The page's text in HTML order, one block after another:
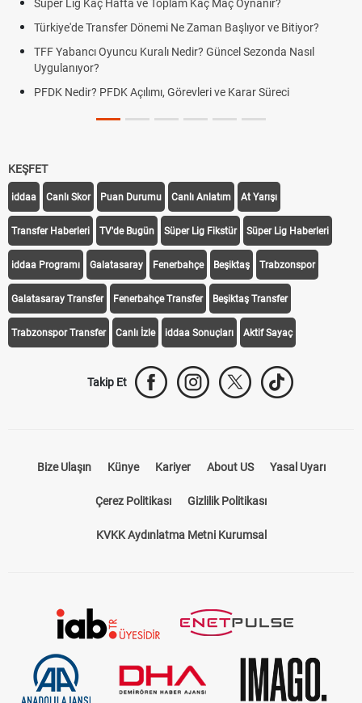
Kaç Hafta ve Toplam Kaç Maç Oynanır?
Transfer Dönemi Ne Zaman Başlıyor ve Bitiyor?
Oyuncu Kuralı Nedir? Güncel Sezonda Nasıl
PFDK Açılımı, Görevleri ve Karar Süreci
Futbol
KEŞFET
iddaa Canlı Skor Puan Durumu Canlı Anlatım At Yarışı
Transfer Haberleri TV'de Bugün Süper Lig Fikstür Süper Lig Haberleri
iddaa Programı Galatasaray Fenerbahçe Beşiktaş Trabzonspor
Galatasaray Transfer Fenerbahçe Transfer Beşiktaş Transfer
Trabzonspor Transfer Canlı İzle iddaa Sonuçları Aktif Sayaç